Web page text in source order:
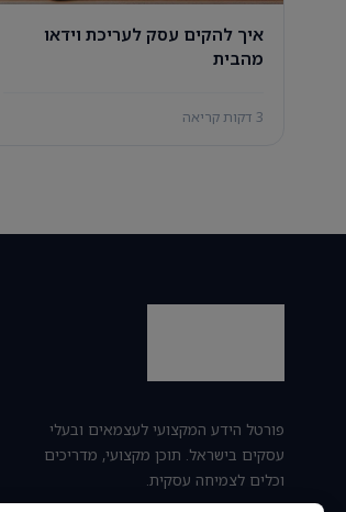
איך להקים עסק לעריכת וידאו
מהבית
3 דקות קריאה
פורטל הידע המקצועי לעצמאים ובעלי
עסקים בישראל. תוכן מקצועי, מדריכים
וכלים לצמיחה עסקית.